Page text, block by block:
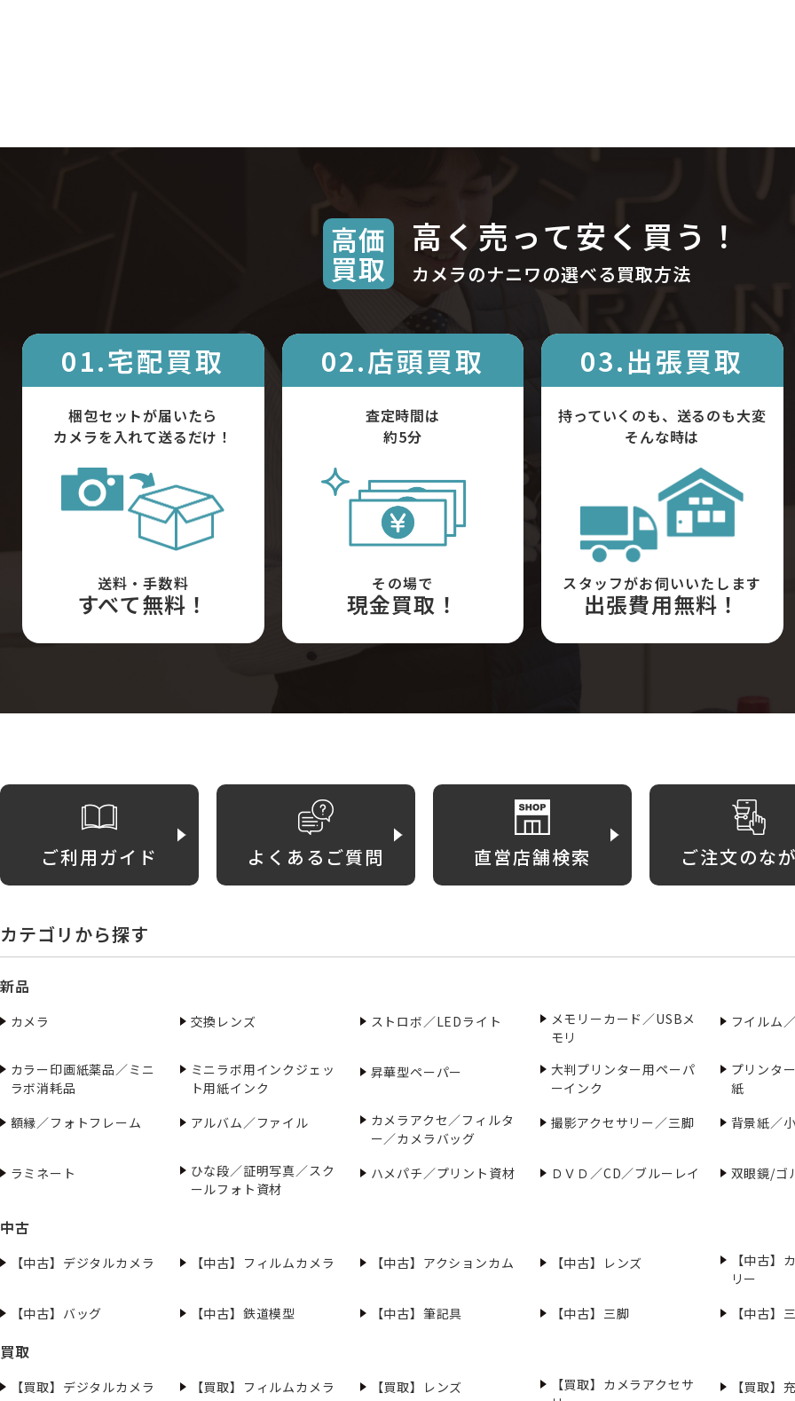
高価
買取
高く売って安く買う！
カメラのナニワの選べる買取方法
01.宅配買取
梱包セットが届いたら
カメラを入れて送るだけ！
送料・手数料
すべて無料！
02.店頭買取
査定時間は
約5分
その場で
現金買取！
03.出張買取
持っていくのも、送るのも大変
そんな時は
スタッフがお伺いいたします
出張費用無料！
ご利用ガイド よくあるご質問 直営店舗検索 ご注文のな
カテゴリから探す
新品
カメラ 交換レンズ ストロボ／LEDライト
メモリーカード／USBメ
モリ
フイルム
カラー印画紙薬品／ミニ
ラボ消耗品
ミニラボ用インクジェッ
ト用紙インク
昇華型ペーパー
大判プリンター用ペーパ
ーインク
プリンタ
紙
額縁／フォトフレーム
アルバム／ファイル
カメラアクセ／フィルタ
ー／カメラバッグ
撮影アクセサリー／三脚 背景紙／
ラミネート
ひな段／証明写真／スク
ールフォト資材
ハメパチ／プリント資材 ＤＶＤ／CD／ブルーレイ 双眼鏡/ゴ
中古
【中古】デジタルカメラ 【中古】フィルムカメラ 【中古】アクションカム 【中古】レンズ
【中古】
リー
【中古】バッグ
【中古】鉄道模型 【中古】筆記具 【中古】三脚 【中古】
買取
【買取】デジタルカメラ 【買取】フィルムカメラ 【買取】レンズ
【買取】カメラアクセサ
【買取】